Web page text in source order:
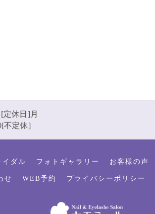
定休日]月
不定休]
イダル フォトギャラリー お客様の声
せ WEB予約 プライバシーポリシー